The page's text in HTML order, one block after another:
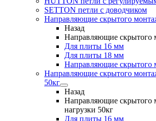
SETTON петли с доводчиком
Направляющие скрытого
Назад
Направляющие скрытого
Для плиты 16 мм
Для плиты 18 мм
Направляющие скрытого
Направляющие скрытого
50кг
Назад
Направляющие скрытого
нагрузки 50кг
Для плиты 16 мм